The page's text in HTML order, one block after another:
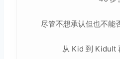
尽管不想承认但也不能
从 Kid 到 Kidult